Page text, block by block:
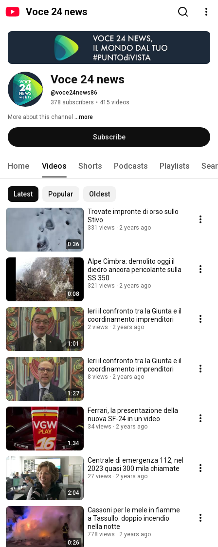
Voce 24 news
Voce 24 news
@voce24news86
378 subscribers • 415 videos
More about this channel ...more
Subscribe
Home Videos Shorts Podcasts Playlists
Latest Popular Oldest
0:36
Trovate impronte di orso sullo
Stivo
331 views 2 years ago
0:08
Alpe Cimbra: demolito oggi il
diedro ancora pericolante sulla
SS 350
321 views 2 years ago
1:01
Ieri il confronto tra la Giunta e il
coordinamento imprenditori
2 views 2 years ago
1:27
Ieri il confronto tra la Giunta e il
coordinamento imprenditori
8 views 2 years ago
1:34
Ferrari, la presentazione della
nuova SF-24 in un video
34 views 2 years ago
2:04
Centrale di emergenza 112, nel
2023 quasi 300 mila chiamate
27 views 2 years ago
0:26
Cassoni per le mele in fiamme
a Tassullo: doppio incendio
nella notte
778 views 2 years ago